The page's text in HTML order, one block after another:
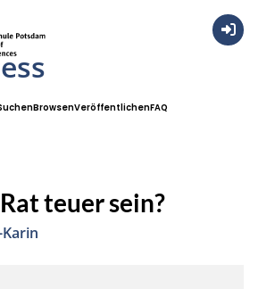
BrowsenVeröffentlichenFAQ
teuer sein?